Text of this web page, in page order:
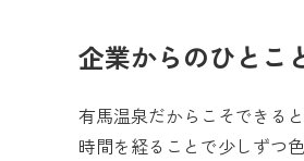
企業からのひとこ
有馬温泉だからこそできる
時間を経ることで少しずつ